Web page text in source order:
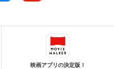
映画アプリの決定版！